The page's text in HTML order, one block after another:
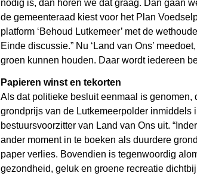
nodig is, dan horen we dat graag. Dan gaan
de gemeenteraad kiest voor het Plan
platform ‘Behoud Lutkemeer’ met de
Einde discussie.” Nu ‘Land van Ons’
groen kunnen houden. Daar wordt iedereen
Papieren winst en tekorten
Als dat politieke besluit eenmaal is
grondprijs van de Lutkemeerpolder inmiddels
bestuursvoorzitter van Land van Ons uit.
ander moment in te boeken als duurdere
paper verlies. Bovendien is tegenwoordig
gezondheid, geluk en groene recreatie